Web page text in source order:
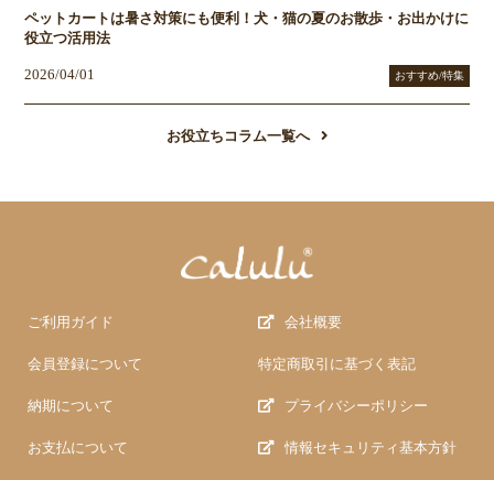
ペットカートは暑さ対策にも便利！犬・猫の夏のお散歩・お出かけに
役立つ活用法
2026/04/01 おすすめ/特集
お役立ちコラム一覧へ
ご利用ガイド
会員登録について
納期について
お支払について
会社概要
特定商取引に基づく表記
プライバシーポリシー
情報セキュリティ基本方針